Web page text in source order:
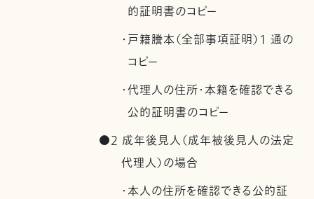
的証明書のコピー
・戸籍謄本（全部事項証明）1 通の
コピー
・代理人の住所・本籍を確認できる
公的証明書のコピー
●2 成年後見人（成年被後見人の法定
代理人）の場合
・本人の住所を確認できる公的証